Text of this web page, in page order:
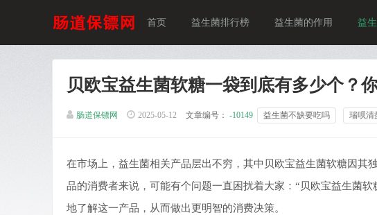
首页 益生菌排行榜 益生菌的作用 益
贝欧宝益生菌软糖一袋到底有多少个？
肠道保镖网 2025-05-12 文章编号： -10149 益生菌不缺要吃吗 瑞呗清
在市场上，益生菌相关产品层出不穷，其中贝欧宝益生菌软糖因其
品的消费者来说，可能有个问题一直困扰着大家：“贝欧宝益生菌
地了解这一产品，从而做出更明智的消费决策。